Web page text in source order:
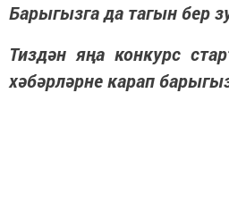
Барыгызга да тагын бер
Тиздән яңа конкурс
хәбәрләрне карап